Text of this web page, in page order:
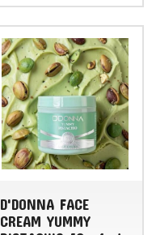
D'DONNA FACE
CREAM YUMMY